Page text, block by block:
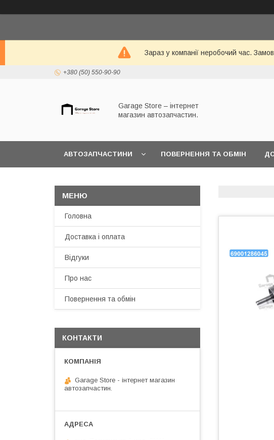
Зараз у компанії неробочий час.
+380 (50) 550-90-90
Garage Store – інтернет
магазин автозапчастин.
АВТОЗАПЧАСТИНИ ПОВЕРНЕННЯ ТА ОБМІН
Головна
Доставка і оплата
Відгуки
Про нас
Повернення та обмін
КОНТАКТИ
Garage Store - інтернет магазин
автозапчастин.